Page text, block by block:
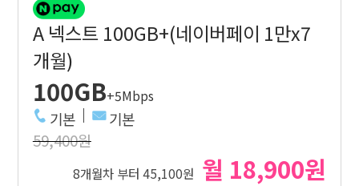
A 넥스트 100GB+(네이버페이 1만x7
개월)
100GB+5Mbps
기본 기본
59,400원
8개월차 부터 45,100원 월 18,900원